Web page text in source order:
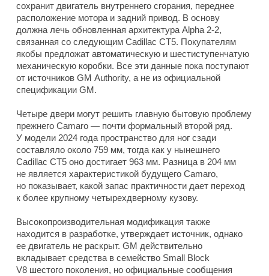
сохранит двигатель внутреннего сгорания, переднее
расположение мотора и задний привод. В основу
должна лечь обновленная архитектура Alpha 2-2,
связанная со следующим Cadillac CT5. Покупателям
якобы предложат автоматическую и шестиступенчатую
механическую коробки. Все эти данные пока поступают
от источников GM Authority, а не из официальной
спецификации GM.
Четыре двери могут решить главную бытовую проблему
прежнего Camaro — почти формальный второй ряд.
У модели 2024 года пространство для ног сзади
составляло около 759 мм, тогда как у нынешнего
Cadillac CT5 оно достигает 963 мм. Разница в 204 мм
не является характеристикой будущего Camaro,
но показывает, какой запас практичности дает переход
к более крупному четырехдверному кузову.
Высокопроизводительная модификация также
находится в разработке, утверждает источник, однако
ее двигатель не раскрыт. GM действительно
вкладывает средства в семейство Small Block
V8 шестого поколения, но официальные сообщения